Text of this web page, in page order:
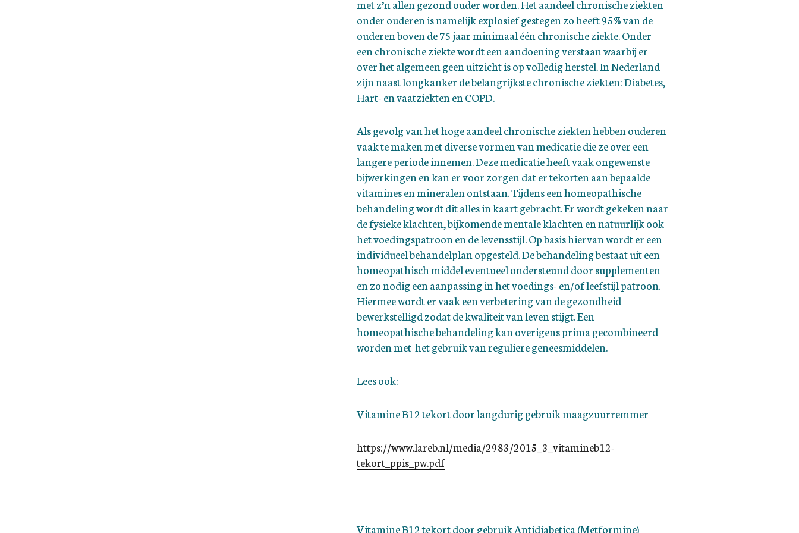
met z’n allen gezond ouder worden. Het aandeel chronische ziekten
onder ouderen is namelijk explosief gestegen zo heeft 95% van de
ouderen boven de 75 jaar minimaal één chronische ziekte. Onder
een chronische ziekte wordt een aandoening verstaan waarbij er
over het algemeen geen uitzicht is op volledig herstel. In Nederland
zijn naast longkanker de belangrijkste chronische ziekten: Diabetes,
Hart- en vaatziekten en COPD.
Als gevolg van het hoge aandeel chronische ziekten hebben ouderen
vaak te maken met diverse vormen van medicatie die ze over een
langere periode innemen. Deze medicatie heeft vaak ongewenste
bijwerkingen en kan er voor zorgen dat er tekorten aan bepaalde
vitamines en mineralen ontstaan. Tijdens een homeopathische
behandeling wordt dit alles in kaart gebracht. Er wordt gekeken naar
de fysieke klachten, bijkomende mentale klachten en natuurlijk ook
het voedingspatroon en de levensstijl. Op basis hiervan wordt er een
individueel behandelplan opgesteld. De behandeling bestaat uit een
homeopathisch middel eventueel ondersteund door supplementen
en zo nodig een aanpassing in het voedings- en/of leefstijl patroon.
Hiermee wordt er vaak een verbetering van de gezondheid
bewerkstelligd zodat de kwaliteit van leven stijgt. Een
homeopathische behandeling kan overigens prima gecombineerd
worden met het gebruik van reguliere geneesmiddelen.
Lees ook:
Vitamine B12 tekort door langdurig gebruik maagzuurremmer
https://www.lareb.nl/media/2983/2015_3_vitamineb12-
tekort_ppis_pw.pdf
Vitamine B12 tekort door gebruik Antidiabetica (Metformine)